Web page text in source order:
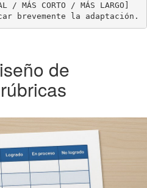
CORTO / MÁS LARGO]
brevemente la adaptación.
de